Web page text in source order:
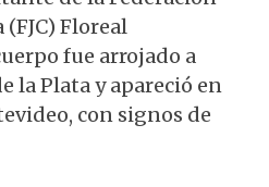
Floreal
fue arrojado a
la Plata y apareció en
con signos de